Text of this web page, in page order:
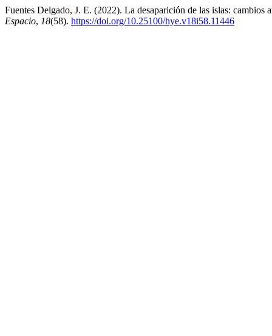
Fuentes Delgado, J. E. (2022). La desaparición de las islas:
Espacio, 18(58). https://doi.org/10.25100/hye.v18i58.11446